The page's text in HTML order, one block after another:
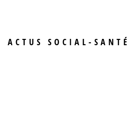
ACTUS SOCIAL-SANTÉ